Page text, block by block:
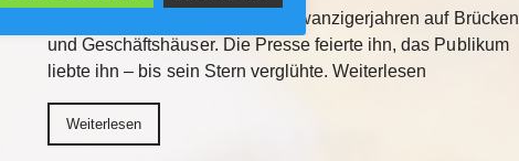
Ungesichert kletterte er in den Zwanzigerjahren auf Brücken
und Geschäftshäuser. Die Presse feierte ihn, das Publikum
liebte ihn – bis sein Stern verglühte. Weiterlesen
Weiterlesen